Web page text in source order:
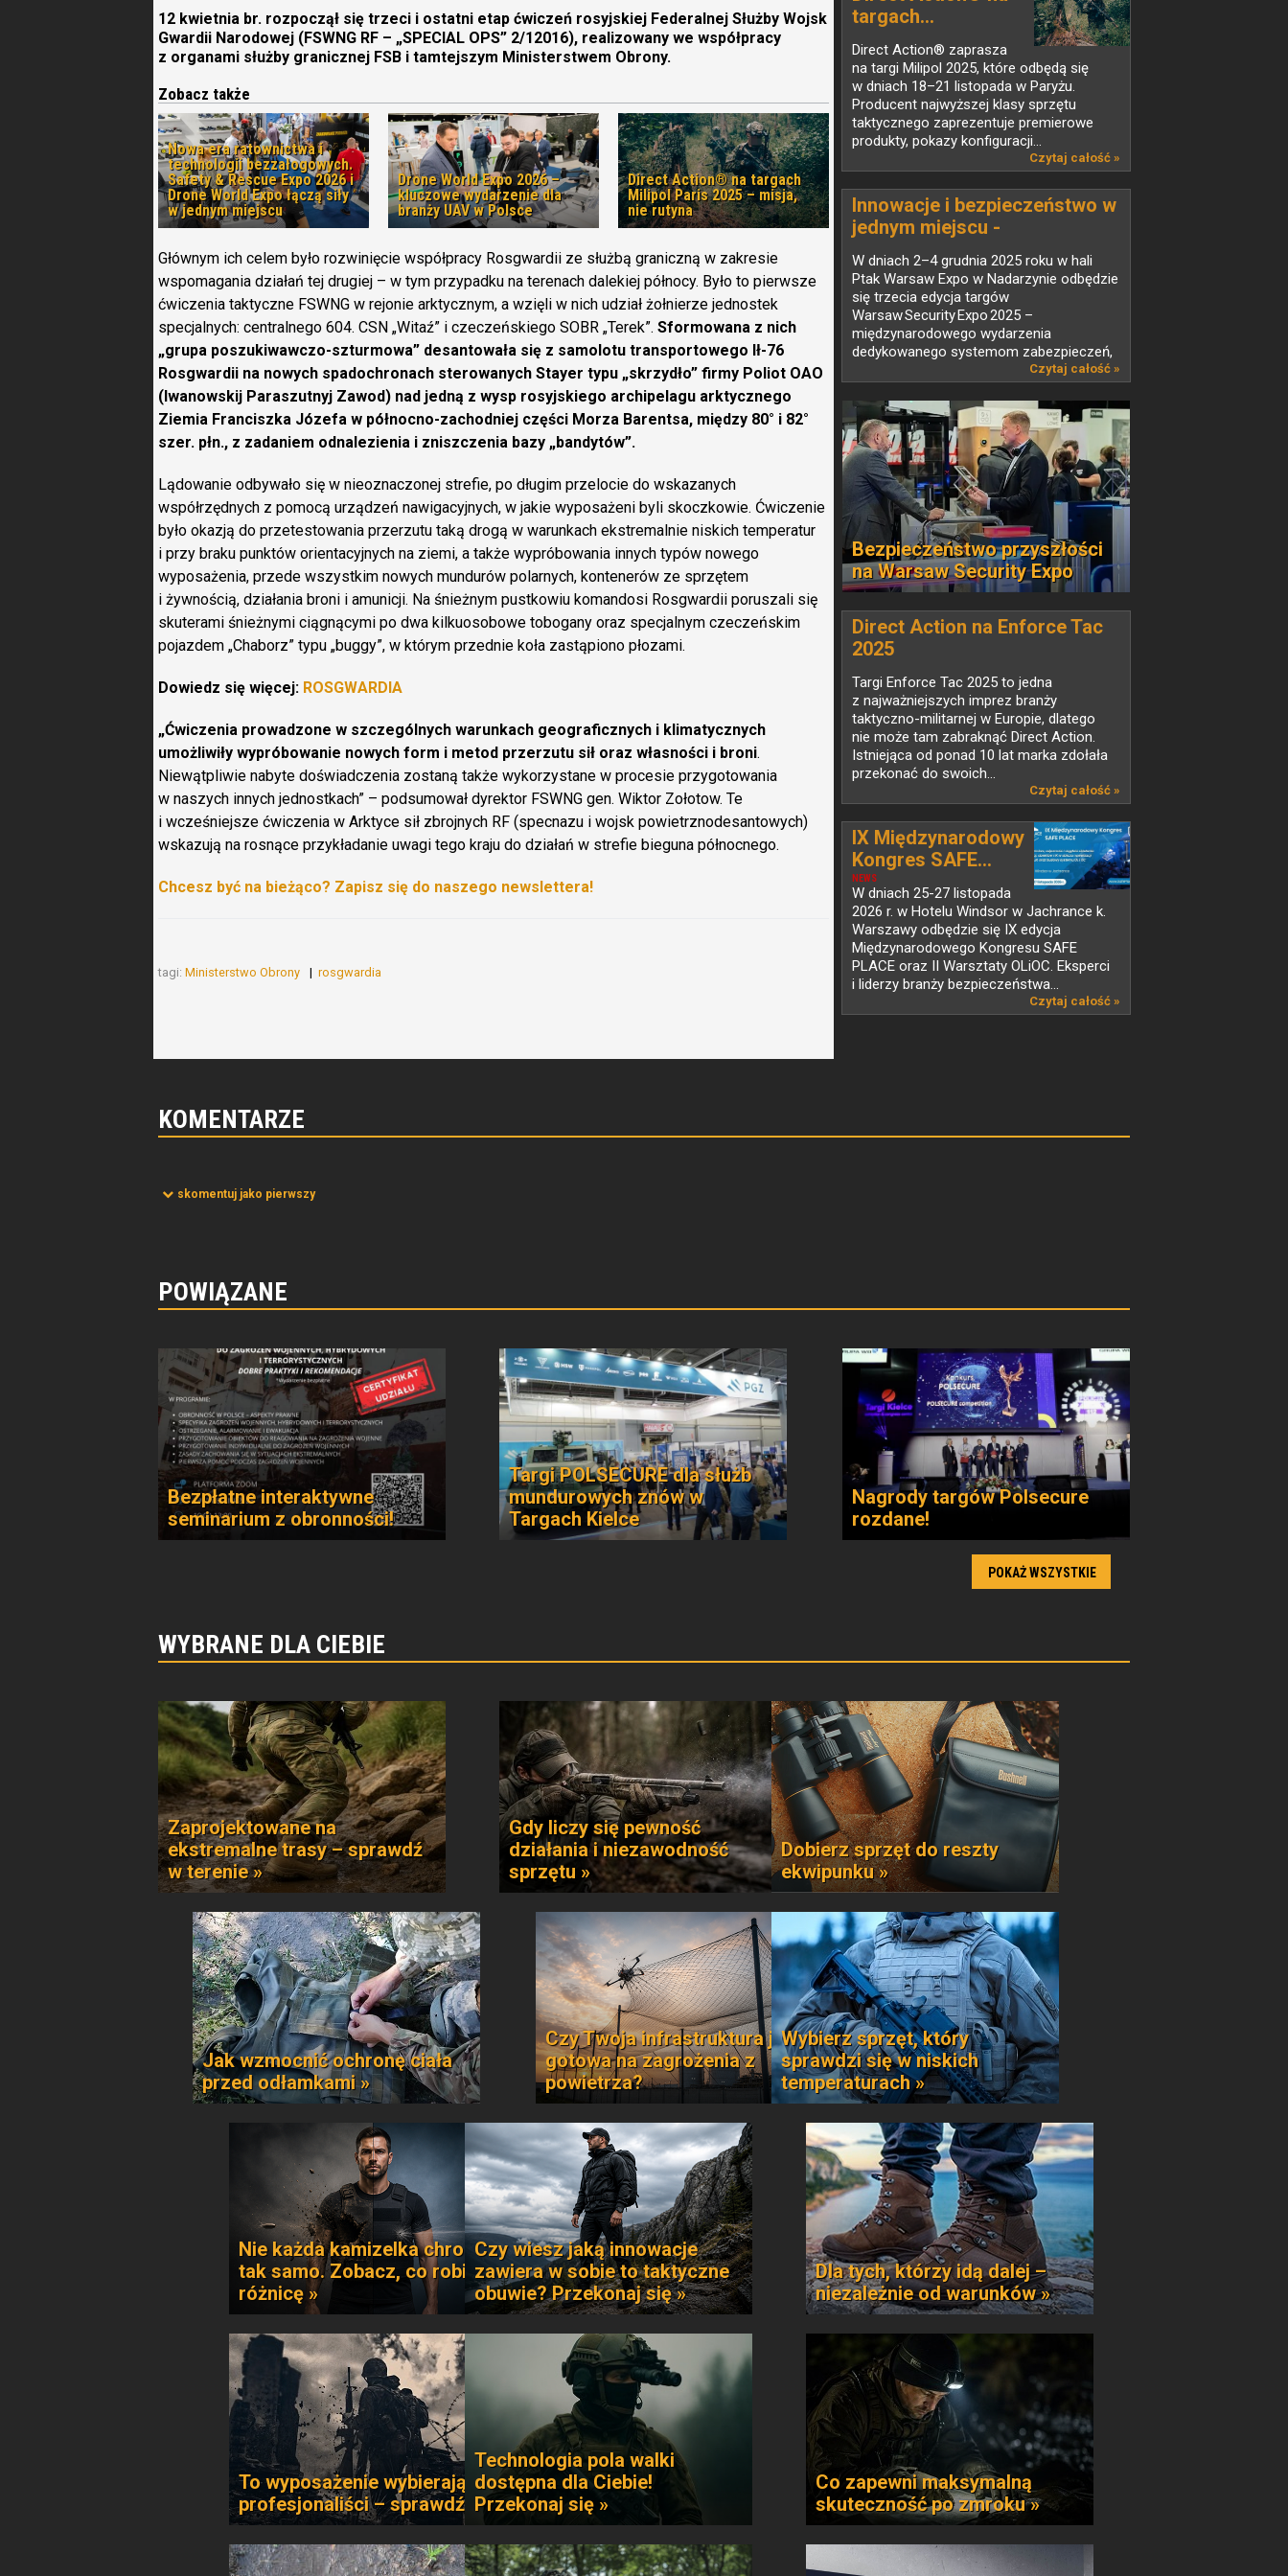
12 kwietnia br. rozpoczął się trzeci i ostatni etap ćwiczeń rosyjskiej Federalnej Służby Wojsk
Gwardii Narodowej (FSWNG RF – „SPECIAL OPS” 2/12016), realizowany we współpracy
z organami służby granicznej FSB i tamtejszym Ministerstwem Obrony.
Zobacz także
Nowa era ratownictwa i
technologii bezzałogowych.
Safety & Rescue Expo 2026 i
Drone World Expo łączą siły
w jednym miejscu
Drone World Expo 2026 –
kluczowe wydarzenie dla
branży UAV w Polsce
Direct Action® na targach
Milipol Paris 2025 – misja,
nie rutyna
Głównym ich celem było rozwinięcie współpracy Rosgwardii ze służbą graniczną w zakresie
wspomagania działań tej drugiej – w tym przypadku na terenach dalekiej północy. Było to pierwsze
ćwiczenia taktyczne FSWNG w rejonie arktycznym, a wzięli w nich udział żołnierze jednostek
specjalnych: centralnego 604. CSN „Witaź” i czeczeńskiego SOBR „Terek”. Sformowana z nich
„grupa poszukiwawczo-szturmowa” desantowała się z samolotu transportowego Ił-76
Rosgwardii na nowych spadochronach sterowanych Stayer typu „skrzydło” firmy Poliot OAO
(Iwanowskij Paraszutnyj Zawod) nad jedną z wysp rosyjskiego archipelagu arktycznego
Ziemia Franciszka Józefa w północno-zachodniej części Morza Barentsa, między 80° i 82°
szer. płn., z zadaniem odnalezienia i zniszczenia bazy „bandytów”.
Lądowanie odbywało się w nieoznaczonej strefie, po długim przelocie do wskazanych
współrzędnych z pomocą urządzeń nawigacyjnych, w jakie wyposażeni byli skoczkowie. Ćwiczenie
było okazją do przetestowania przerzutu taką drogą w warunkach ekstremalnie niskich temperatur
i przy braku punktów orientacyjnych na ziemi, a także wypróbowania innych typów nowego
wyposażenia, przede wszystkim nowych mundurów polarnych, kontenerów ze sprzętem
i żywnością, działania broni i amunicji. Na śnieżnym pustkowiu komandosi Rosgwardii poruszali się
skuterami śnieżnymi ciągnącymi po dwa kilkuosobowe tobogany oraz specjalnym czeczeńskim
pojazdem „Chaborz” typu „buggy”, w którym przednie koła zastąpiono płozami.
Dowiedz się więcej: ROSGWARDIA
„Ćwiczenia prowadzone w szczególnych warunkach geograficznych i klimatycznych
umożliwiły wypróbowanie nowych form i metod przerzutu sił oraz własności i broni.
Niewątpliwie nabyte doświadczenia zostaną także wykorzystane w procesie przygotowania
w naszych innych jednostkach” – podsumował dyrektor FSWNG gen. Wiktor Zołotow. Te
i wcześniejsze ćwiczenia w Arktyce sił zbrojnych RF (specnazu i wojsk powietrznodesantowych)
wskazują na rosnące przykładanie uwagi tego kraju do działań w strefie bieguna północnego.
Chcesz być na bieżąco? Zapisz się do naszego newslettera!
tagi: Ministerstwo Obrony rosgwardia
targach...
Direct Action® zaprasza
na targi Milipol 2025, które odbędą się
w dniach 18–21 listopada w Paryżu.
Producent najwyższej klasy sprzętu
taktycznego zaprezentuje premierowe
produkty, pokazy konfiguracji...
Czytaj całość »
Innowacje i bezpieczeństwo w
jednym miejscu -
Warsaw Security Expo 2025
W dniach 2–4 grudnia 2025 roku w hali
Ptak Warsaw Expo w Nadarzynie odbędzie
się trzecia edycja targów
Warsaw Security Expo 2025 –
międzynarodowego wydarzenia
dedykowanego systemom zabezpieczeń,
Czytaj całość »
Bezpieczeństwo przyszłości
na Warsaw Security Expo
Direct Action na Enforce Tac
2025
Targi Enforce Tac 2025 to jedna
z najważniejszych imprez branży
taktyczno-militarnej w Europie, dlatego
nie może tam zabraknąć Direct Action.
Istniejąca od ponad 10 lat marka zdołała
przekonać do swoich...
Czytaj całość »
NEWS
IX Międzynarodowy
Kongres SAFE...
W dniach 25-27 listopada
2026 r. w Hotelu Windsor w Jachrance k.
Warszawy odbędzie się IX edycja
Międzynarodowego Kongresu SAFE
PLACE oraz II Warsztaty OLiOC. Eksperci
i liderzy branży bezpieczeństwa...
Czytaj całość »
KOMENTARZE
skomentuj jako pierwszy
POWIĄZANE
Bezpłatne interaktywne
seminarium z obronności!
Targi POLSECURE dla służb
mundurowych znów w
Targach Kielce
Nagrody targów Polsecure
rozdane!
POKAŻ WSZYSTKIE
WYBRANE DLA CIEBIE
Zaprojektowane na
ekstremalne trasy – sprawdź
w terenie »
Gdy liczy się pewność
działania i niezawodność
sprzętu »
Dobierz sprzęt do reszty
ekwipunku »
Jak wzmocnić ochronę ciała
przed odłamkami »
Czy Twoja infrastruktura jest
gotowa na zagrożenia z
powietrza?
Wybierz sprzęt, który
sprawdzi się w niskich
temperaturach »
Nie każda kamizelka chroni
tak samo. Zobacz, co robi
różnicę »
Czy wiesz jaką innowacje
zawiera w sobie to taktyczne
obuwie? Przekonaj się »
Dla tych, którzy idą dalej –
niezależnie od warunków »
To wyposażenie wybierają
profesjonaliści – sprawdź »
Technologia pola walki
dostępna dla Ciebie!
Przekonaj się »
Co zapewni maksymalną
skuteczność po zmroku »